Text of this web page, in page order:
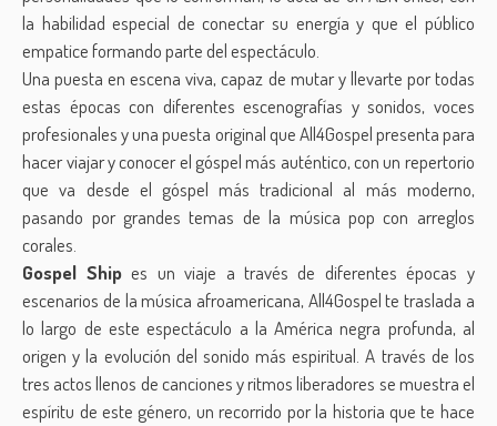
la habilidad especial de conectar su energía y que el público
empatice formando parte del espectáculo.
Una puesta en escena viva, capaz de mutar y llevarte por todas
estas épocas con diferentes escenografías y sonidos, voces
profesionales y una puesta original que All4Gospel presenta para
hacer viajar y conocer el góspel más auténtico, con un repertorio
que va desde el góspel más tradicional al más moderno,
pasando por grandes temas de la música pop con arreglos
corales.
Gospel Shipes un viaje a través de diferentes épocas y
escenarios de la música afroamericana, All4Gospel te traslada a
lo largo de este espectáculo a la América negra profunda, al
origen y la evolución del sonido más espiritual. A través de los
tres actos llenos de canciones y ritmos liberadores se muestra el
espíritu de este género, un recorrido por la historia que te hace